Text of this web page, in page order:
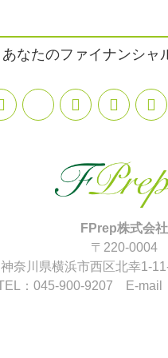
あなたのファイナンシャ
FPrep株式会社
〒220-0004
神奈川県横浜市西区北幸1-
：045-900-9207 E-mail